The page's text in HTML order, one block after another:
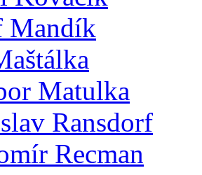
Mandík
Matulka
Ransdorf
Recman